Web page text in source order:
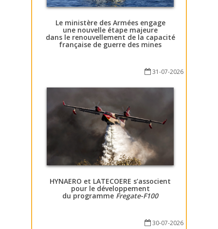
Le ministère des Armées engage
une nouvelle étape majeure
dans le renouvellement de la capacité
française de guerre des mines
31-07-2026
HYNAERO et LATECOERE s’associent
pour le développement
du programme Fregate-F100
30-07-2026